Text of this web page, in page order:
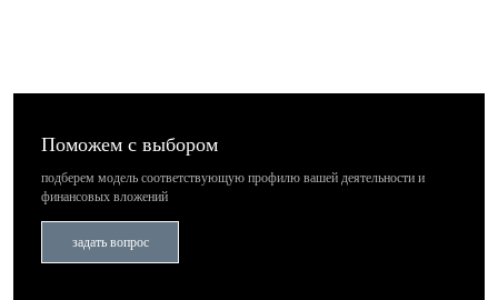
Поможем с выбором
подберем модель соответствующую профилю вашей деятельностии
финансовых вложений
задать вопрос